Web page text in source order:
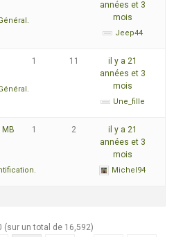
années et 3
mois
Jeep44
1 11
il y a 21
années et 3
mois
Une_fille
1 2
il y a 21
années et 3
mois
Michel94
(sur un total de 16,592)